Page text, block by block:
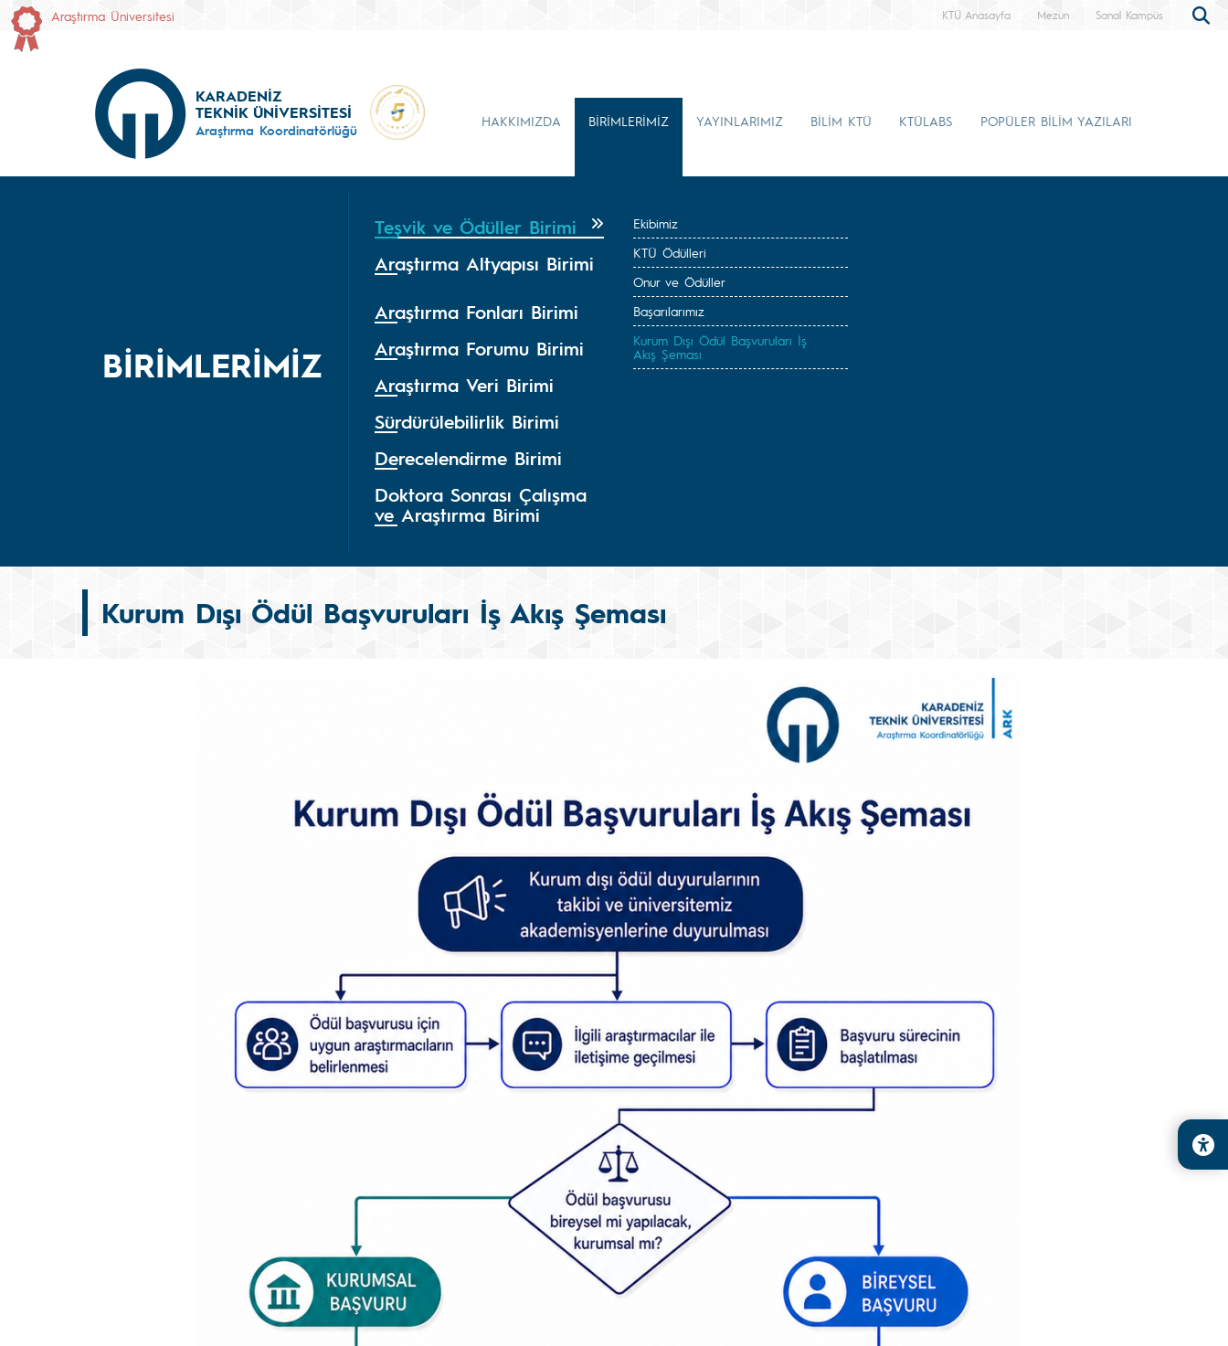
Araştırma Üniversitesi KTÜ Anasayfa Mezun Sanal Kampüs
KARADENİZ
TEKNİK ÜNİVERSİTESİ
Araştırma Koordinatörlüğü
HAKKIMIZDA BİRİMLERİMİZ YAYINLARIMIZ BİLİM KTÜ KTÜLABS POPÜLER BİLİM YAZILARI
BİRİMLERİMİZ
Teşvik ve Ödüller Birimi
Araştırma Altyapısı Birimi
Araştırma Fonları Birimi
Araştırma Forumu Birimi
Araştırma Veri Birimi
Sürdürülebilirlik Birimi
Derecelendirme Birimi
Doktora Sonrası Çalışma
ve Araştırma Birimi
Ekibimiz
KTÜ Ödülleri
Onur ve Ödüller
Başarılarımız
Kurum Dışı Ödül Başvuruları İş
Akış Şeması
Kurum Dışı Ödül Başvuruları İş Akış Şeması